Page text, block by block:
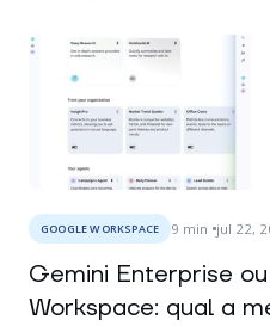
GOOGLE WORKSPACE 9 min jul 22,
Gemini Enterprise
Workspace: qual a